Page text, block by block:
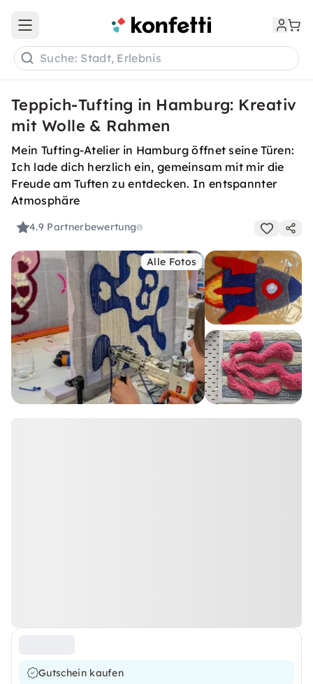
Open main menu
Suche: Stadt, Erlebnis
Teppich-Tufting in Hamburg: Kreativ
mit Wolle & Rahmen
Mein Tufting-Atelier in Hamburg öffnet seine Türen:
Ich lade dich herzlich ein, gemeinsam mit mir die
Freude am Tuften zu entdecken. In entspannter
Atmosphäre
4.9 Partnerbewertung
Alle Fotos
Gutschein kaufen